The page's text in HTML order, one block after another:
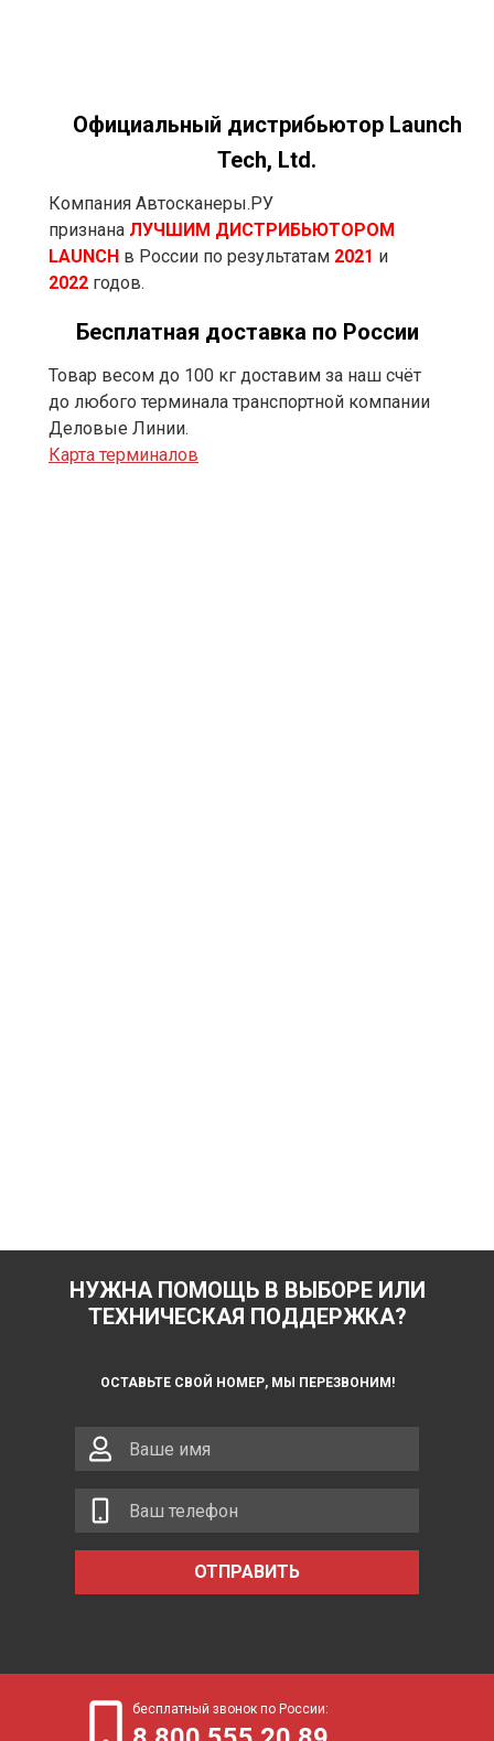
Официальный дистрибьютор Launch
Tech, Ltd.
Компания Автосканеры.РУ
признана ЛУЧШИМ ДИСТРИБЬЮТОРОМ
LAUNCH в России по результатам 2021 и
2022 годов.
Бесплатная доставка по России
Товар весом до 100 кг доставим за наш счёт
до любого терминала транспортной компании
Деловые Линии.
Карта терминалов
НУЖНА ПОМОЩЬ В ВЫБОРЕ ИЛИ
ТЕХНИЧЕСКАЯ ПОДДЕРЖКА?
ОСТАВЬТЕ СВОЙ НОМЕР, МЫ ПЕРЕЗВОНИМ!
ОТПРАВИТЬ
бесплатный звонок по России: